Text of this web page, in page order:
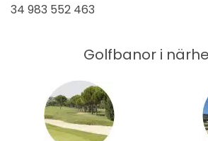
34 983 552 463
Golfbanor i